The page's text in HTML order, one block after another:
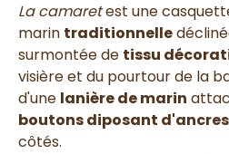
La camaretest une
marin traditionnelle
surmontée de tissu
visière et du pourtour de la
d'une lanière de marin
boutons diposant
côtés.